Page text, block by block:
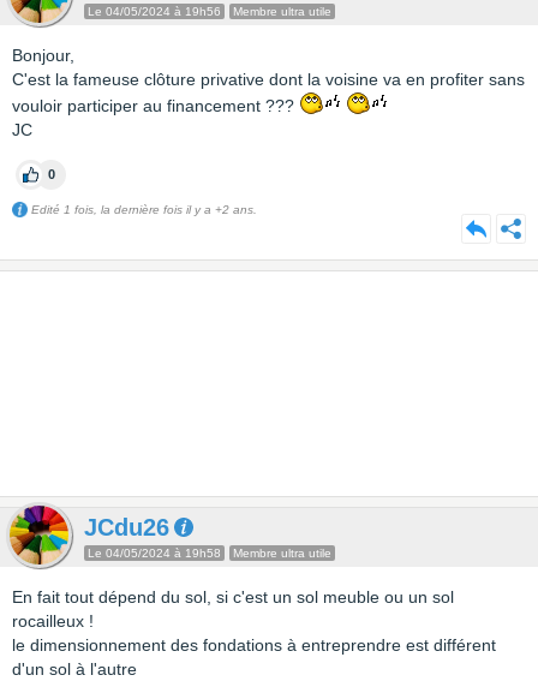
Le 04/05/2024 à 19h56 Membre ultra utile
Bonjour,
C'est la fameuse clôture privative dont la voisine va en profiter sans
vouloir participer au financement ???
JC
0
Edité 1 fois, la dernière fois il y a +2 ans.
JCdu26
Le 04/05/2024 à 19h58 Membre ultra utile
En fait tout dépend du sol, si c'est un sol meuble ou un sol
rocailleux !
le dimensionnement des fondations à entreprendre est différent
d'un sol à l'autre